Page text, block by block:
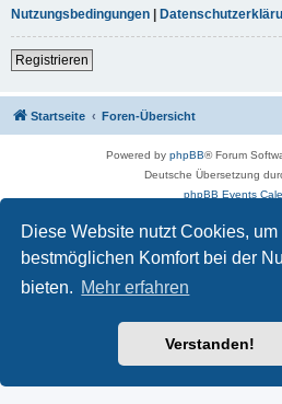
Diese Website nutzt Cookies, um
bestmöglichen Komfort bei der
bieten. Mehr erfahren
Verstanden!
Nutzungsbedingungen |
Registrieren
Startseite Foren-Übersicht
Powered by phpBB® Forum
Deutsche Übersetzung
phpBB Events